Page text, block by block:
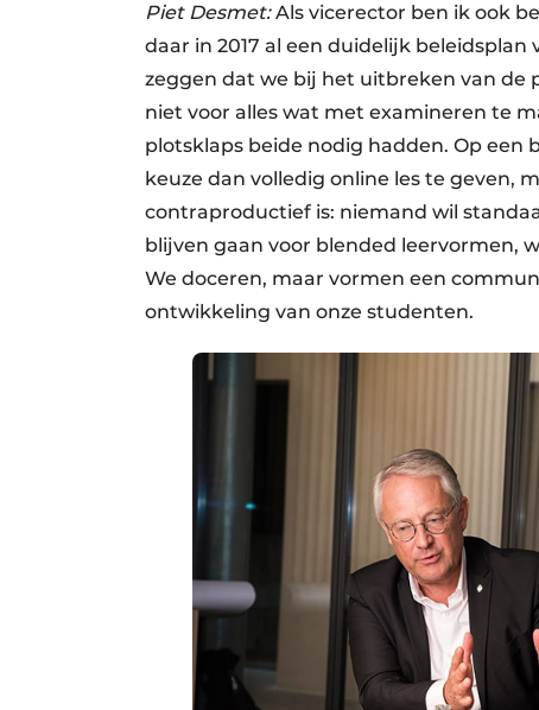
Piet Desmet:Als vicerector ben ik ook
daar in 2017 al een duidelijk
zeggen dat we bij het uitbreken van de
niet voor alles wat met examineren te
plotsklaps beide nodig hadden. Op een
keuze dan volledig online les te geven,
contraproductief is: niemand wil
blijven gaan voor blended leervormen,
We doceren, maar vormen een
ontwikkeling van onze studenten.